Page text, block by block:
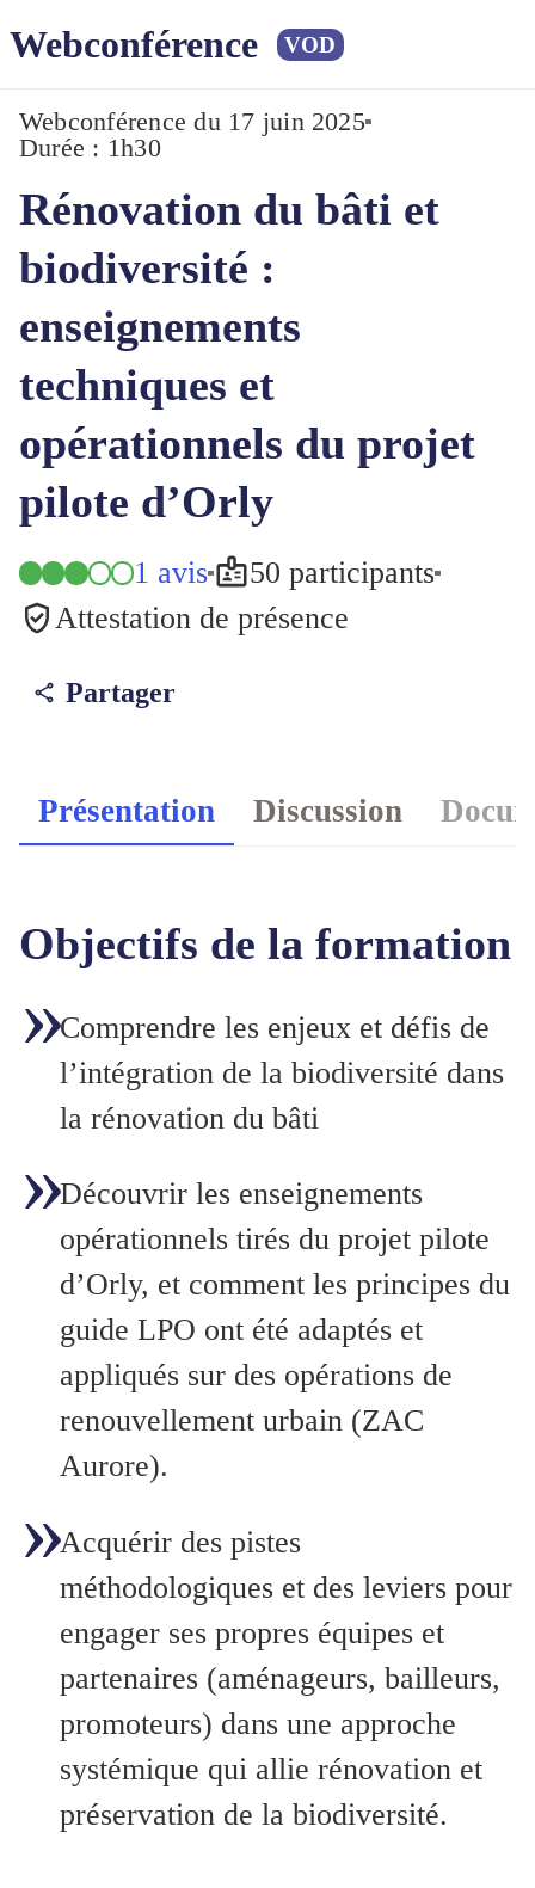
Webconférence VOD
Webconférence du 17 juin 2025
Durée : 1h30
Rénovation du bâti et
biodiversité :
enseignements
techniques et
opérationnels du projet
pilote d’Orly
1 avis
50 participants
Attestation de présence
Partager
Présentation Discussion
Objectifs de la formation
Comprendre les enjeux et défis de
l’intégration de la biodiversité dans
la rénovation du bâti
Découvrir les enseignements
opérationnels tirés du projet pilote
d’Orly, et comment les principes du
guide LPO ont été adaptés et
appliqués sur des opérations de
renouvellement urbain (ZAC
Aurore).
Acquérir des pistes
méthodologiques et des leviers pour
engager ses propres équipes et
partenaires (aménageurs, bailleurs,
promoteurs) dans une approche
systémique qui allie rénovation et
préservation de la biodiversité.